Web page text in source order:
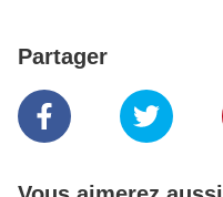
Partager